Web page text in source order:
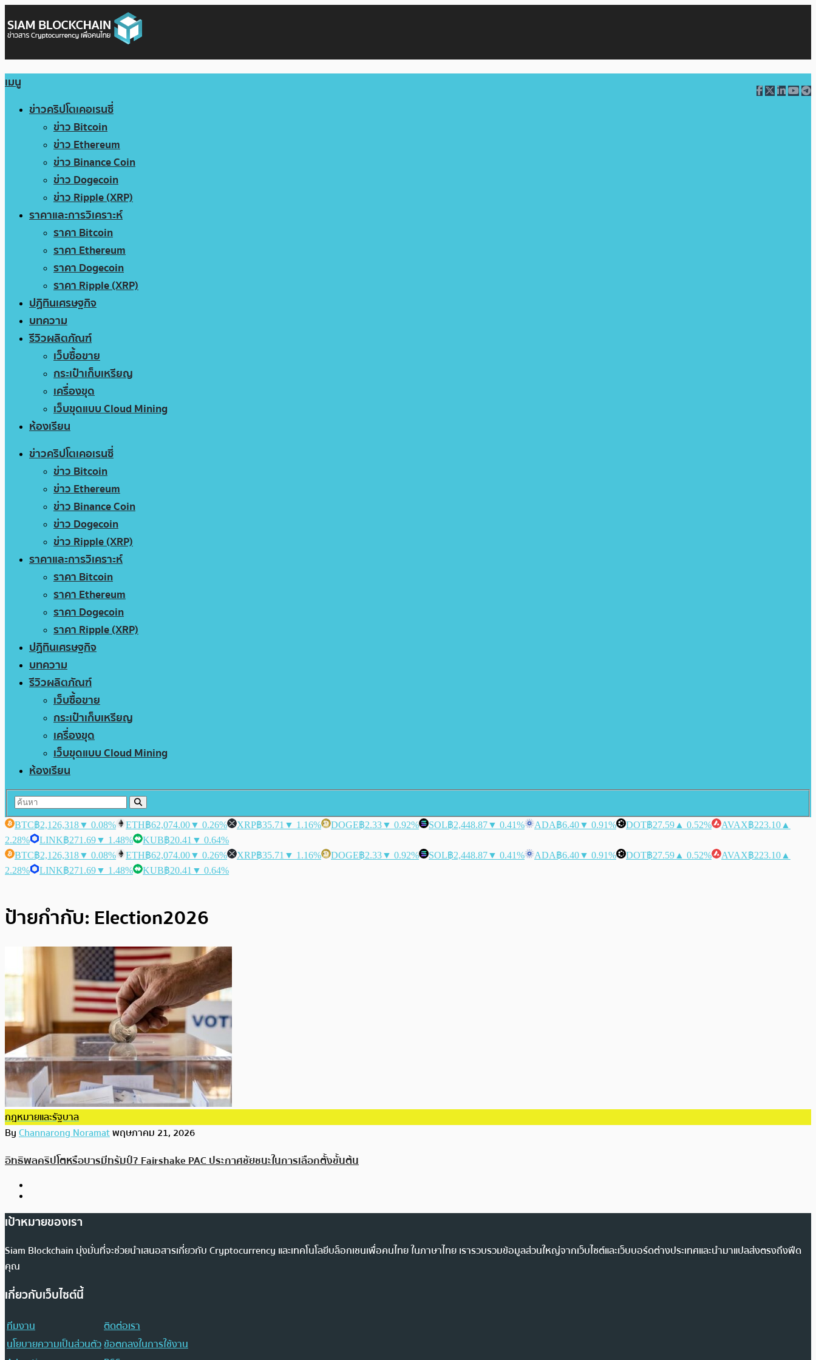
เมนู
ข่าวคริปโตเคอเรนซี่
ข่าว Bitcoin
ข่าว Ethereum
ข่าว Binance Coin
ข่าว Dogecoin
ข่าว Ripple (XRP)
ราคาและการวิเคราะห์
ราคา Bitcoin
ราคา Ethereum
ราคา Dogecoin
ราคา Ripple (XRP)
ปฏิทินเศรษฐกิจ
บทความ
รีวิวผลิตภัณฑ์
เว็บซื้อขาย
กระเป๋าเก็บเหรียญ
เครื่องขุด
เว็บขุดแบบ Cloud Mining
ห้องเรียน
ข่าวคริปโตเคอเรนซี่
ข่าว Bitcoin
ข่าว Ethereum
ข่าว Binance Coin
ข่าว Dogecoin
ข่าว Ripple (XRP)
ราคาและการวิเคราะห์
ราคา Bitcoin
ราคา Ethereum
ราคา Dogecoin
ราคา Ripple (XRP)
ปฏิทินเศรษฐกิจ
บทความ
รีวิวผลิตภัณฑ์
เว็บซื้อขาย
กระเป๋าเก็บเหรียญ
เครื่องขุด
เว็บขุดแบบ Cloud Mining
ห้องเรียน
BTC฿2,126,318▼ 0.08% ETH฿62,074.00▼ 0.26% XRP฿35.71 ▼ 1.16% DOGE฿2.33▼ 0.92% SOL฿2,448.87▼ 0.41% ADA฿6.40▼ 0.91% DOT฿27.59 ▲ 0.52% AVAX฿223.10 ▲
2.28%
LINK฿271.69▼ 1.48% KUB฿20.41 ▼ 0.64%
BTC฿2,126,318▼ 0.08% ETH฿62,074.00▼ 0.26% XRP฿35.71 ▼ 1.16% DOGE฿2.33▼ 0.92% SOL฿2,448.87▼ 0.41% ADA฿6.40▼ 0.91% DOT฿27.59 ▲ 0.52% AVAX฿223.10 ▲
2.28%
LINK฿271.69▼ 1.48% KUB฿20.41 ▼ 0.64%
ป้ายกำกับ: Election2026
กฎหมายและรัฐบาล
ByChannarong Noramatพฤษภาคม 21, 2026
อิทธิพลคริปโตหรือบารมีทรัมป์? Fairshake PAC ประกาศชัยชนะในการเลือกตั้งขั้นต้น
เป้าหมายของเรา
Siam Blockchain มุ่งมั่นที่จะช่วยนำเสนอสารเกี่ยวกับ Cryptocurrency และเทคโนโลยีบล็อกเชนเพื่อคนไทย ในภาษาไทย เรารวบรวมข้อมูลส่วนใหญ่จากเว็บไซต์และเว็บบอร์ดต่างประเทศและนำมาแปลส่งตรงถึงฟีด
คุณ
เกี่ยวกับเว็บไซต์นี้
ทีมงาน
ติดต่อเรา
นโยบายความเป็นส่วนตัวข้อตกลงในการใช้งาน